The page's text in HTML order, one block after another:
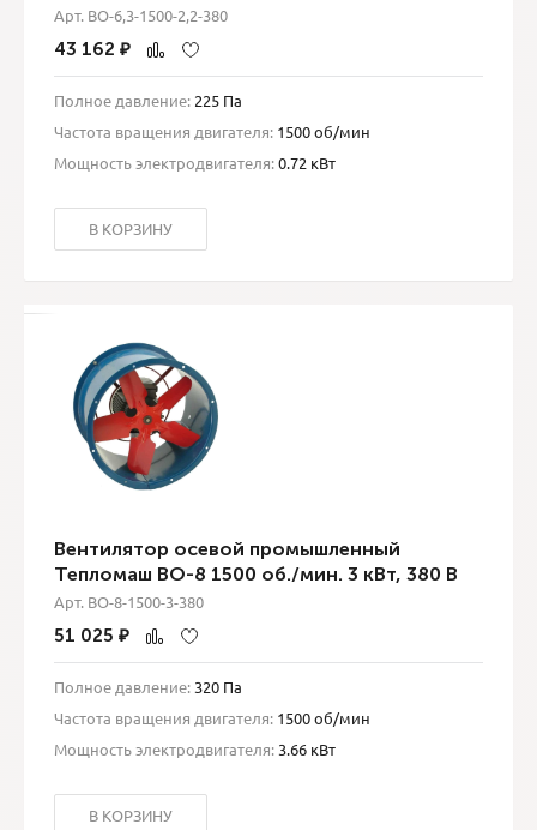
Арт. ВО-6,3-1500-2,2-380
43 162 ₽
Полное давление: 225 Па
Частота вращения двигателя: 1500 об/мин
Мощность электродвигателя:0.72 кВт
В КОРЗИНУ
Вентилятор осевой промышленный
Тепломаш ВО-8 1500 об./мин. 3 кВт, 380 В
Арт. ВО-8-1500-3-380
51 025 ₽
Полное давление: 320 Па
Частота вращения двигателя: 1500 об/мин
Мощность электродвигателя: 3.66 кВт
В КОРЗИНУ